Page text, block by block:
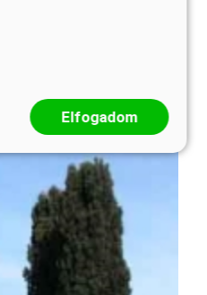
is elérő, majdnem
Elfogadom